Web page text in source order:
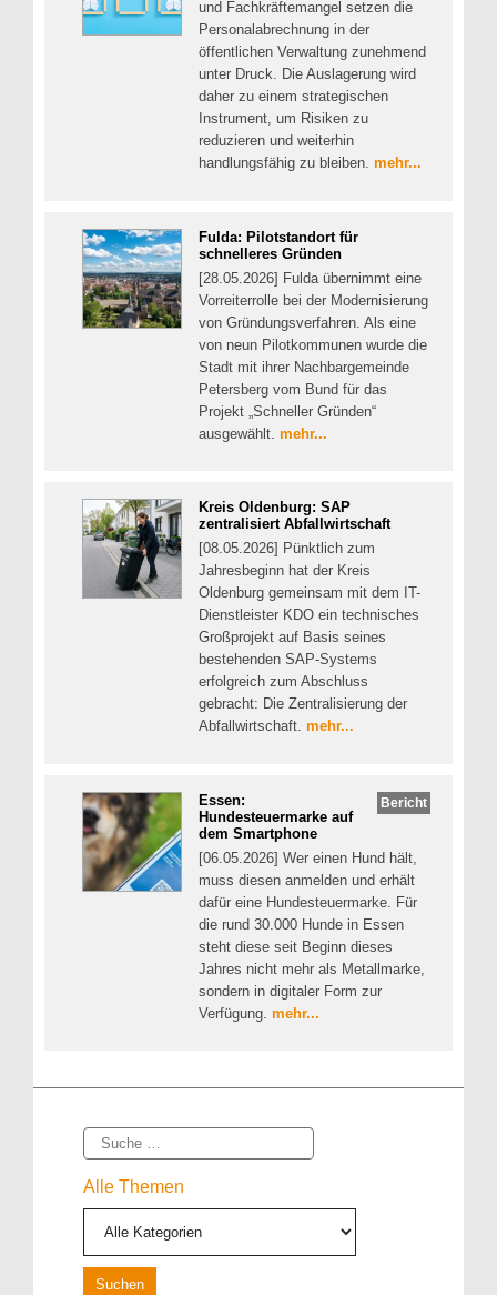
und Fachkräftemangel setzen die
Personalabrechnung in der
öffentlichen Verwaltung zunehmend
unter Druck. Die Auslagerung wird
daher zu einem strategischen
Instrument, um Risiken zu
reduzieren und weiterhin
handlungsfähig zu bleiben. mehr...
Fulda: Pilotstandort für
schnelleres Gründen
[28.05.2026] Fulda übernimmt eine
Vorreiterrolle bei der Modernisierung
von Gründungsverfahren. Als eine
von neun Pilotkommunen wurde die
Stadt mit ihrer Nachbargemeinde
Petersberg vom Bund für das
Projekt „Schneller Gründen“
ausgewählt. mehr...
Kreis Oldenburg: SAP
zentralisiert Abfallwirtschaft
[08.05.2026] Pünktlich zum
Jahresbeginn hat der Kreis
Oldenburg gemeinsam mit dem IT-
Dienstleister KDO ein technisches
Großprojekt auf Basis seines
bestehenden SAP-Systems
erfolgreich zum Abschluss
gebracht: Die Zentralisierung der
Abfallwirtschaft. mehr...
Bericht
Essen:
Hundesteuermarke auf
dem Smartphone
[06.05.2026] Wer einen Hund hält,
muss diesen anmelden und erhält
dafür eine Hundesteuermarke. Für
die rund 30.000 Hunde in Essen
steht diese seit Beginn dieses
Jahres nicht mehr als Metallmarke,
sondern in digitaler Form zur
Verfügung. mehr...
Suche
Alle Themen